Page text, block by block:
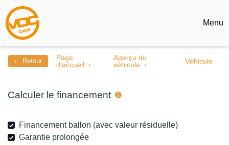
Menu
‹ Retour
Page
d’accueil
Aperçu du
véhicule
Véhicule
Calculer le financement
Financement ballon (avec valeur résiduelle)
Garantie prolongée